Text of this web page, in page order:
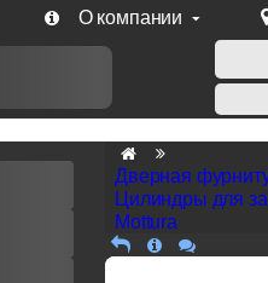
О компании
7% при заказе от 50 тыс.
Дверная
Цилиндры для
Mottura